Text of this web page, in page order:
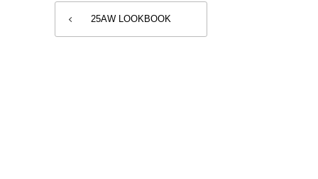
25AW LOOKBOOK